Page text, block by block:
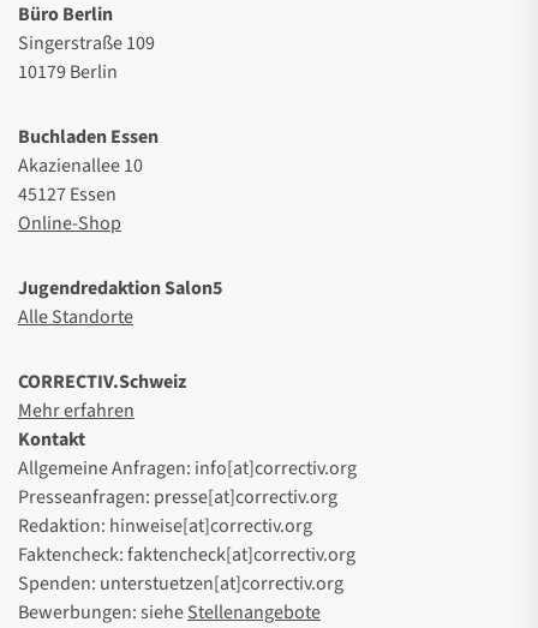
Büro Berlin
Singerstraße 109
10179 Berlin
Buchladen Essen
Akazienallee 10
45127 Essen
Online-Shop
Jugendredaktion Salon5
Alle Standorte
CORRECTIV.Schweiz
Mehr erfahren
Kontakt
Allgemeine Anfragen: info[at]correctiv.org
Presseanfragen: presse[at]correctiv.org
Redaktion: hinweise[at]correctiv.org
Faktencheck: faktencheck[at]correctiv.org
Spenden: unterstuetzen[at]correctiv.org
Bewerbungen: sieheStellenangebote